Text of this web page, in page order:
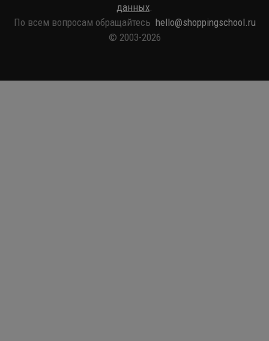
данных
По всем вопросам обращайтесь hello@shoppingschool.ru
© 2003-2026